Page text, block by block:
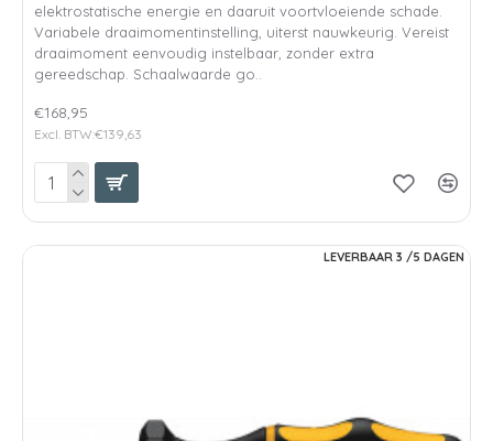
elektrostatische energie en daaruit voortvloeiende schade.
Variabele draaimomentinstelling, uiterst nauwkeurig. Vereist
draaimoment eenvoudig instelbaar, zonder extra
gereedschap. Schaalwaarde go..
€168,95
Excl. BTW:€139,63
LEVERBAAR 3 /5 DAGEN